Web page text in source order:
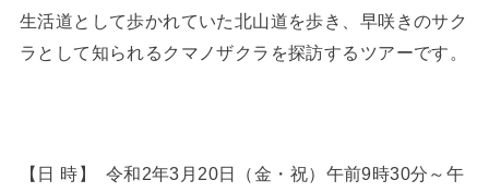
生活道として歩かれていた北山道を歩き、早咲きのサク
ラとして知られるクマノザクラを探訪するツアーです。
【日 時】 令和2年3月20日（金・祝）午前9時30分～午